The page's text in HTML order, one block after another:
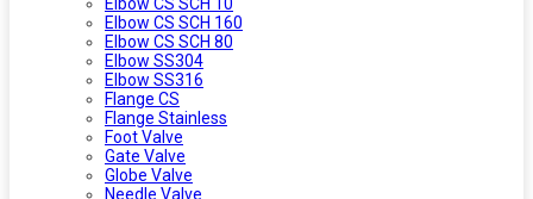
Elbow CS SCH 160
Elbow CS SCH 80
Elbow SS304
Elbow SS316
Flange CS
Flange Stainless
Foot Valve
Gate Valve
Globe Valve
Needle Valve